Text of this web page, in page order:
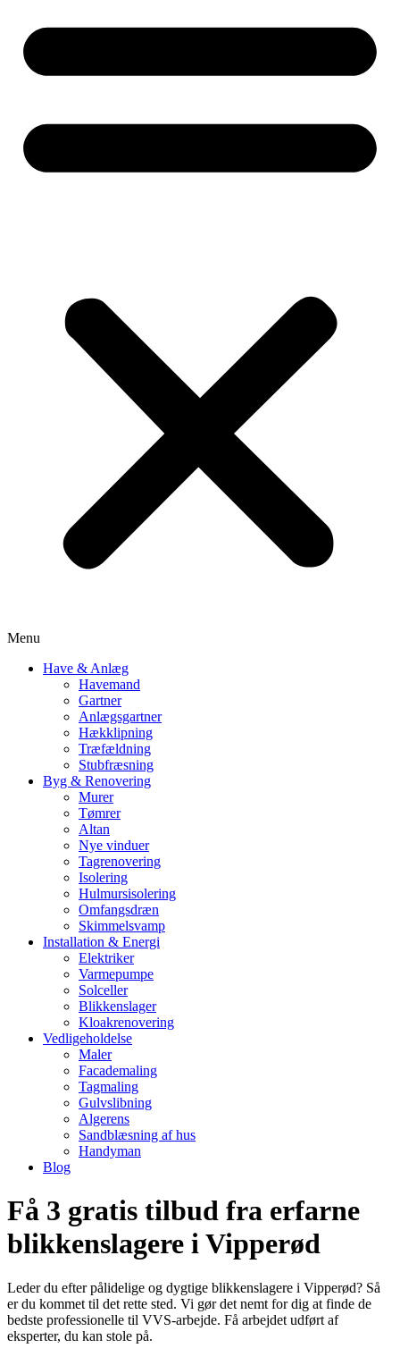
Menu
Have & Anlæg
Havemand
Gartner
Anlægsgartner
Hækklipning
Træfældning
Stubfræsning
Byg & Renovering
Murer
Tømrer
Altan
Nye vinduer
Tagrenovering
Isolering
Hulmursisolering
Omfangsdræn
Skimmelsvamp
Installation & Energi
Elektriker
Varmepumpe
Solceller
Blikkenslager
Kloakrenovering
Vedligeholdelse
Maler
Facademaling
Tagmaling
Gulvslibning
Algerens
Sandblæsning af hus
Handyman
Blog
Få 3 gratis tilbud fra erfarne
blikkenslagere i Vipperød
Leder du efter pålidelige og dygtige blikkenslagere i Vipperød? Så
er du kommet til det rette sted. Vi gør det nemt for dig at finde de
bedste professionelle til VVS-arbejde. Få arbejdet udført af
eksperter, du kan stole på.